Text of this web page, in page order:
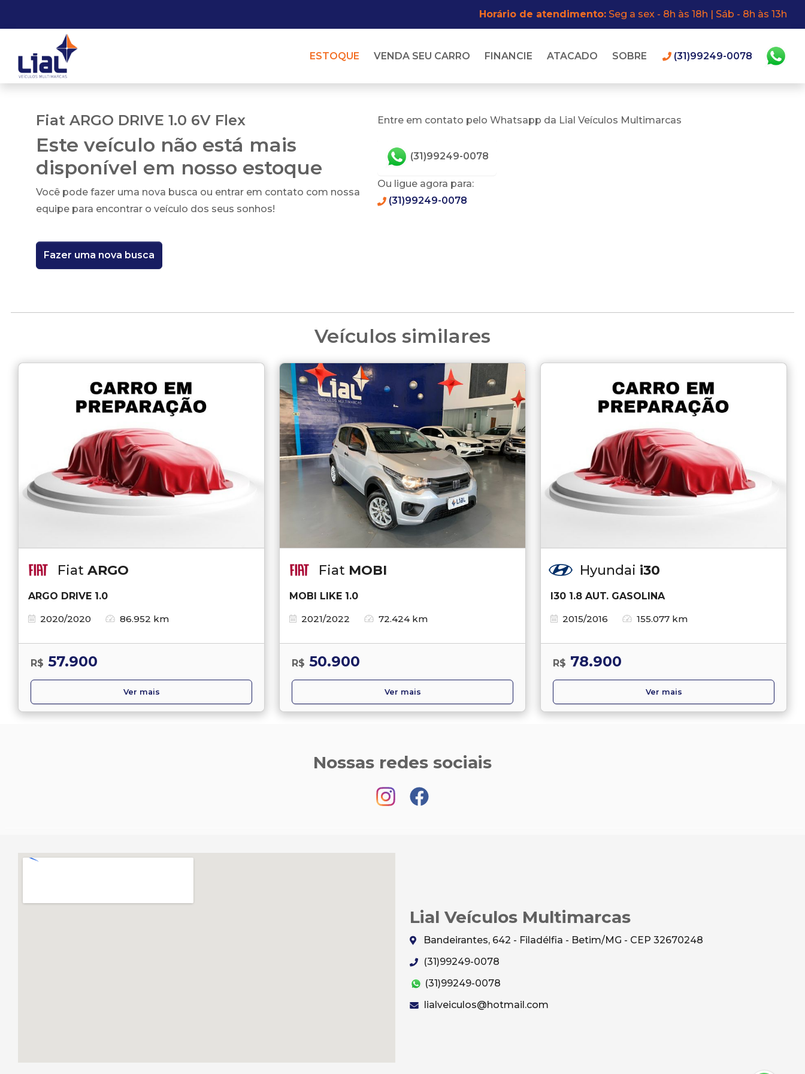
Horário de atendimento: Seg a sex - 8h às 18h | Sáb - 8h às 13h
ESTOQUE VENDA SEU CARRO FINANCIE ATACADO SOBRE (31)99249-0078
Fiat ARGO DRIVE 1.0 6V Flex
Este veículo não está mais
disponível em nosso estoque
Você pode fazer uma nova busca ou entrar em contato com nossa
equipe para encontrar o veículo dos seus sonhos!
Fazer uma nova busca
Entre em contato pelo Whatsapp da Lial Veículos Multimarcas
(31)99249-0078
Ou ligue agora para:
(31)99249-0078
Veículos similares
Fiat ARGO
ARGO DRIVE 1.0
2020/2020
86.952 km
R$ 57.900
Ver mais
Fiat MOBI
MOBI LIKE 1.0
2021/2022
72.424 km
R$ 50.900
Ver mais
Hyundai i30
I30 1.8 AUT. GASOLINA
2015/2016
155.077 km
R$ 78.900
Ver mais
Nossas redes sociais
Lial Veículos Multimarcas
Bandeirantes, 642 - Filadélfia - Betim/MG - CEP 32670248
(31)99249-0078
(31)99249-0078
lialveiculos@hotmail.com